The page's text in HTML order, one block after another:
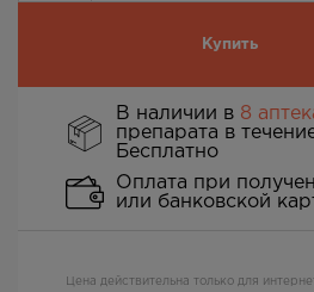
Купить
В наличии в 8
препарата в
Бесплатно
Оплата при
или банковской
Цена действительна только для